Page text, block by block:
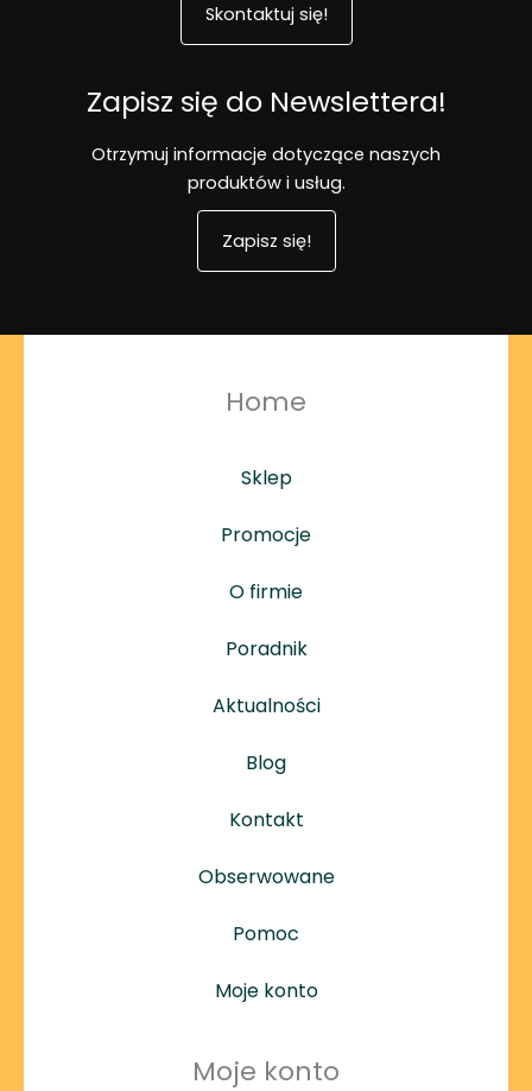
Skontaktuj się!
Zapisz się do Newslettera!
Otrzymuj informacje dotyczące naszych
produktów i usług.
Zapisz się!
Home
Sklep
Promocje
O firmie
Poradnik
Aktualności
Blog
Kontakt
Obserwowane
Pomoc
Moje konto
Moje konto